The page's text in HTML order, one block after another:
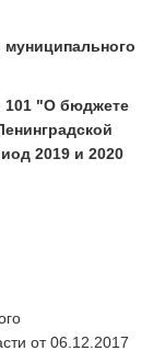
муниципального
101 "О бюджете
2019 и 2020
от 06.12.2017